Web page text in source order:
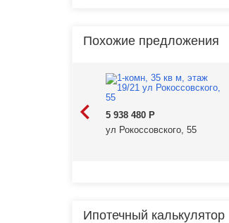
Похожие предложения
5 938 480 Р
ул Рокоссовского, 55
Ипотечный калькулятор